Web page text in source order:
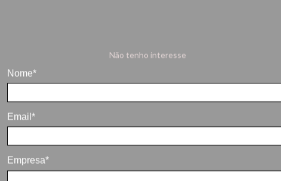
Não tenho interesse
Nome*
Email*
Empresa*
de 50% sobre o preço cobrado pela faixa